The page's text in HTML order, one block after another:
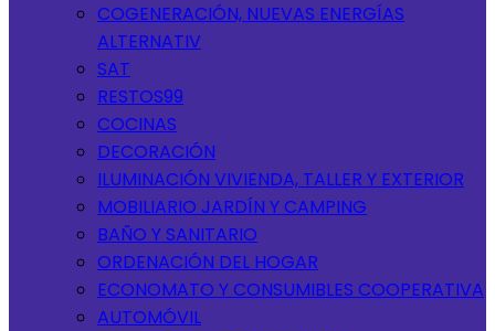
COGENERACIÓN, NUEVAS ENERGÍAS
ALTERNATIV
SAT
RESTOS99
COCINAS
DECORACIÓN
ILUMINACIÓN VIVIENDA, TALLER Y EXTERIOR
MOBILIARIO JARDÍN Y CAMPING
BAÑO Y SANITARIO
ORDENACIÓN DEL HOGAR
ECONOMATO Y CONSUMIBLES COOPERATIVA
AUTOMÓVIL